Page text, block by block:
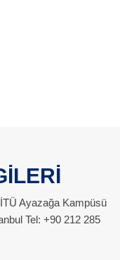
Ayazağa Kampüsü
Tel: +90 212 285